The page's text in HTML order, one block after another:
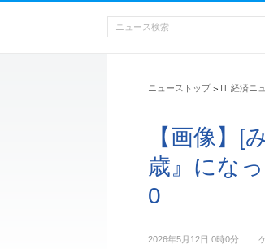
ニューストップ > IT 経済ニ
【画像】[
歳』にな
0
2026年5月12日 0時0分